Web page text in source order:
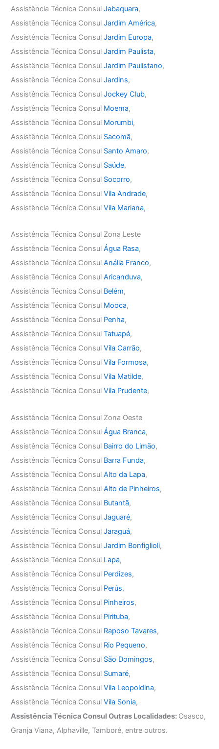
Assistência Técnica ConsulJabaquara,
Assistência Técnica ConsulJardim América,
Assistência Técnica ConsulJardim Europa,
Assistência Técnica ConsulJardim Paulista,
Assistência Técnica ConsulJardim Paulistano,
Assistência Técnica ConsulJardins,
Assistência Técnica ConsulJockey Club,
Assistência Técnica Consul Moema,
Assistência Técnica Consul Morumbi,
Assistência Técnica Consul Sacomã,
Assistência Técnica Consul Santo Amaro,
Assistência Técnica Consul Saúde,
Assistência Técnica Consul Socorro,
Assistência Técnica ConsulVila Andrade,
Assistência Técnica ConsulVila Mariana,
Assistência Técnica Consul Zona Leste
Assistência Técnica ConsulÁgua Rasa,
Assistência Técnica ConsulAnália Franco,
Assistência Técnica ConsulAricanduva,
Assistência Técnica Consul Belém,
Assistência Técnica Consul Mooca,
Assistência Técnica Consul Penha,
Assistência Técnica ConsulTatuapé,
Assistência Técnica ConsulVila Carrão,
Assistência Técnica ConsulVila Formosa,
Assistência Técnica ConsulVila Matilde,
Assistência Técnica ConsulVila Prudente,
Assistência Técnica Consul Zona Oeste
Assistência Técnica ConsulÁgua Branca,
Assistência Técnica Consul Bairro do Limão,
Assistência Técnica Consul Barra Funda,
Assistência Técnica ConsulAlto da Lapa,
Assistência Técnica ConsulAlto de Pinheiros,
Assistência Técnica Consul Butantã,
Assistência Técnica ConsulJaguaré,
Assistência Técnica ConsulJaraguá,
Assistência Técnica ConsulJardim Bonfiglioli,
Assistência Técnica Consul Lapa,
Assistência Técnica Consul Perdizes,
Assistência Técnica Consul Perús,
Assistência Técnica Consul Pinheiros,
Assistência Técnica Consul Pirituba,
Assistência Técnica Consul Raposo Tavares,
Assistência Técnica Consul Rio Pequeno,
Assistência Técnica Consul São Domingos,
Assistência Técnica Consul Sumaré,
Assistência Técnica ConsulVila Leopoldina,
Assistência Técnica ConsulVila Sonia,
Assistência Técnica Consul Outras Localidades: Osasco,
Granja Viana, Alphaville, Tamboré, entre outros.